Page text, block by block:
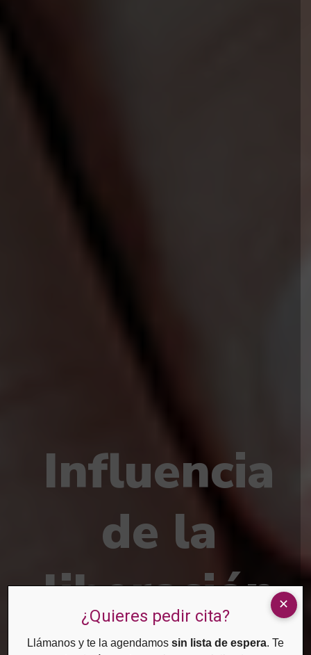
Influencia
de la
liberación
¿Quieres pedir cita?
Llámanos y te la agendamos sin lista de espera. Te